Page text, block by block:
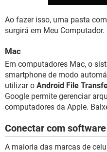
Ao fazer isso, uma pasta
surgirá em Meu Computador.
Mac
Em computadores Mac, o
smartphone de modo
utilizar o Android File
Google permite gerenciar
computadores da Apple.
Conectar com
A maioria das marcas de